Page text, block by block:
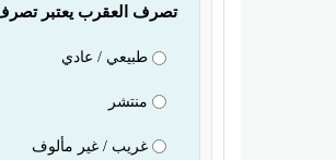
تصرف العقرب يعتبر
طبيعي / عادي
منتشر
غريب / غير مألوف